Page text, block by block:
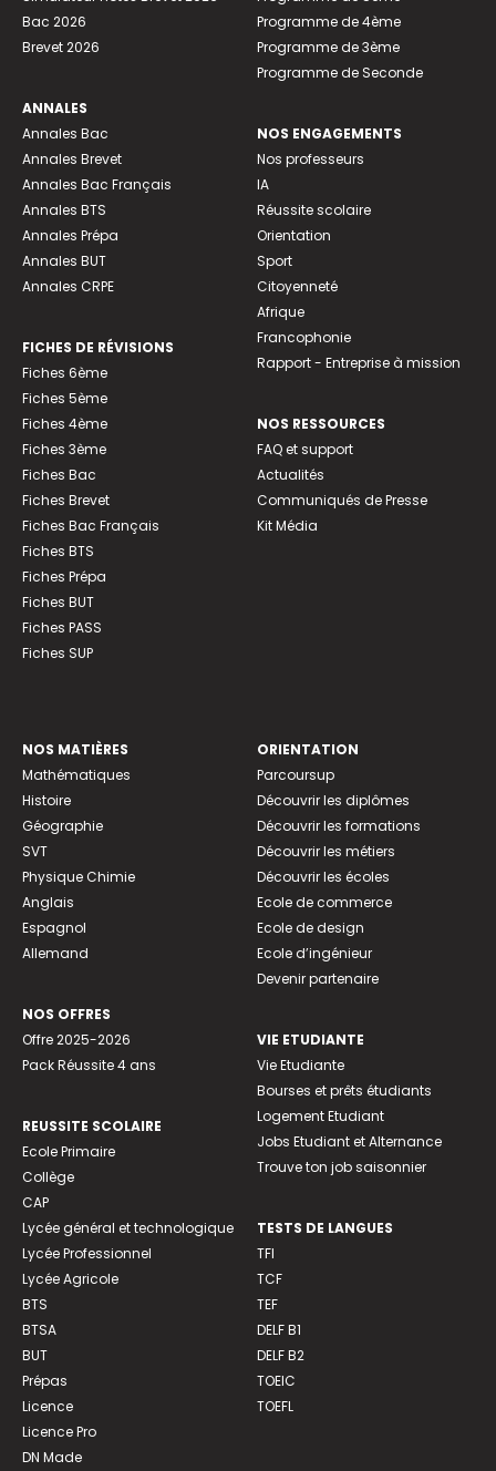
Bac 2026
Brevet 2026
ANNALES
Annales Bac
Annales Brevet
Annales Bac Français
Annales BTS
Annales Prépa
Annales BUT
Annales CRPE
FICHES DE RÉVISIONS
Fiches 6ème
Fiches 5ème
Fiches 4ème
Fiches 3ème
Fiches Bac
Fiches Brevet
Fiches Bac Français
Fiches BTS
Fiches Prépa
Fiches BUT
Fiches PASS
Fiches SUP
Programme de 4ème
Programme de 3ème
Programme de Seconde
NOS ENGAGEMENTS
Nos professeurs
IA
Réussite scolaire
Orientation
Sport
Citoyenneté
Afrique
Francophonie
Rapport - Entreprise à mission
NOS RESSOURCES
FAQ et support
Actualités
Communiqués de Presse
Kit Média
NOS MATIÈRES
Mathématiques
Histoire
Géographie
SVT
Physique Chimie
Anglais
Espagnol
Allemand
NOS OFFRES
Offre 2025-2026
Pack Réussite 4 ans
REUSSITE SCOLAIRE
Ecole Primaire
Collège
CAP
Lycée général et technologique
Lycée Professionnel
Lycée Agricole
BTS
BTSA
BUT
Prépas
Licence
Licence Pro
DN Made
ORIENTATION
Parcoursup
Découvrir les diplômes
Découvrir les formations
Découvrir les métiers
Découvrir les écoles
Ecole de commerce
Ecole de design
Ecole d’ingénieur
Devenir partenaire
VIE ETUDIANTE
Vie Etudiante
Bourses et prêts étudiants
Logement Etudiant
Jobs Etudiant et Alternance
Trouve ton job saisonnier
TESTS DE LANGUES
TFI
TCF
TEF
DELF B1
DELF B2
TOEIC
TOEFL